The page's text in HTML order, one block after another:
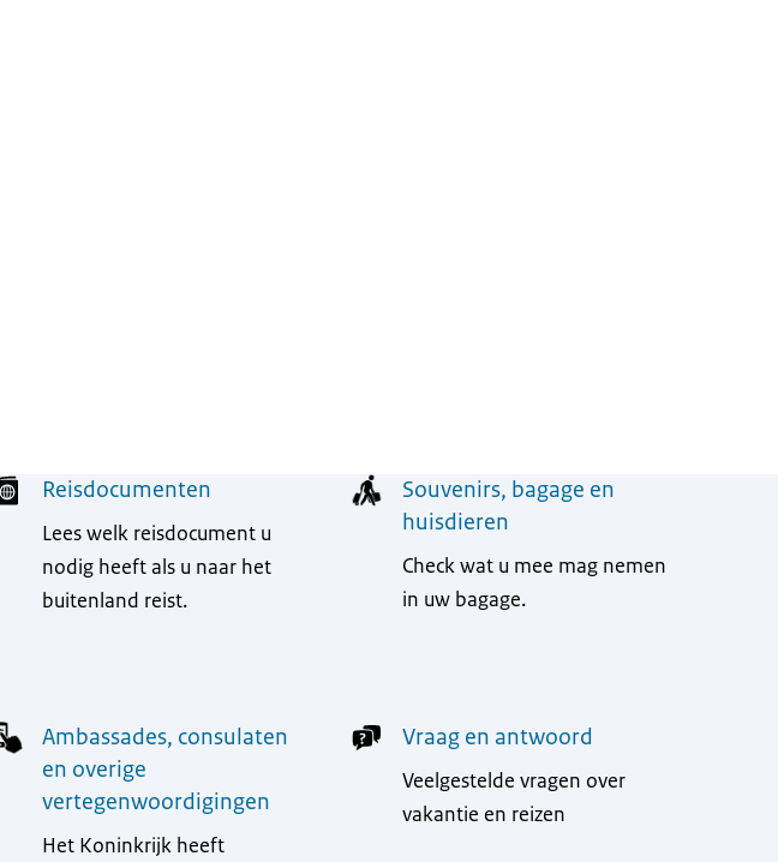
Reisdocumenten
Lees welk reisdocument u
nodig heeft als u naar het
buitenland reist.
Souvenirs, bagage en
huisdieren
Check wat u mee mag nemen
in uw bagage.
Ambassades, consulaten
en overige
vertegenwoordigingen
Het Koninkrijk heeft
Vraag en antwoord
Veelgestelde vragen over
vakantie en reizen